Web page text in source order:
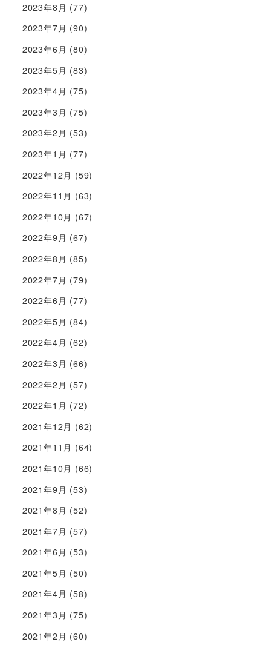
2023年8月 (77)
2023年7月 (90)
2023年6月 (80)
2023年5月 (83)
2023年4月 (75)
2023年3月 (75)
2023年2月 (53)
2023年1月 (77)
2022年12月 (59)
2022年11月 (63)
2022年10月 (67)
2022年9月 (67)
2022年8月 (85)
2022年7月 (79)
2022年6月 (77)
2022年5月 (84)
2022年4月 (62)
2022年3月 (66)
2022年2月 (57)
2022年1月 (72)
2021年12月 (62)
2021年11月 (64)
2021年10月 (66)
2021年9月 (53)
2021年8月 (52)
2021年7月 (57)
2021年6月 (53)
2021年5月 (50)
2021年4月 (58)
2021年3月 (75)
2021年2月 (60)